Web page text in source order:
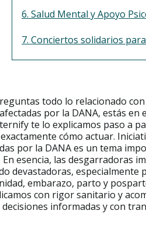
6. Salud Mental y Apoyo
7. Conciertos solidarios
todo lo relacionado
por la DANA, estás en
te lo explicamos paso a
cómo actuar.
por la DANA es un tema
En esencia, las desgarradoras
devastadoras, especialmente
embarazo, parto y
con rigor sanitario y
informadas y con